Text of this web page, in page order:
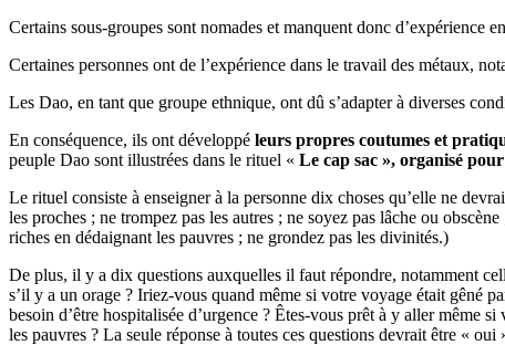
Certains sous-groupes sont nomades et manquent donc d’expérience
Certaines personnes ont de l’expérience dans le travail des métaux,
Les Dao, en tant que groupe ethnique, ont dû s’adapter à diverses
En conséquence, ils ont développé leurs propres coutumes et
peuple Dao sont illustrées dans le rituel « Le cap sac », organisé
Le rituel consiste à enseigner à la personne dix choses qu’elle ne
les proches ; ne trompez pas les autres ; ne soyez pas lâche ou
riches en dédaignant les pauvres ; ne grondez pas les divinités.)
De plus, il y a dix questions auxquelles il faut répondre, notamment
s’il y a un orage ? Iriez-vous quand même si votre voyage était gêné
besoin d’être hospitalisée d’urgence ? Êtes-vous prêt à y aller même
les pauvres ? La seule réponse à toutes ces questions devrait être « oui